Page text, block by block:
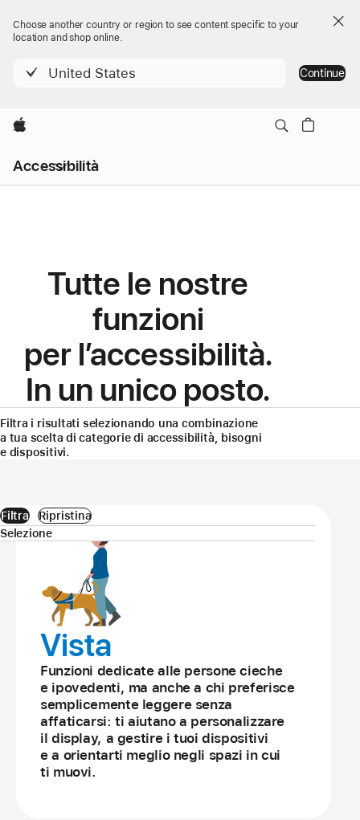
Choose another country or region to see content specific to your
location and shop online.
United States Continue
Apple
Accessibilità
navigazione
locale
Tutte le nostre
funzioni
per l’accessibilità.
In un unico posto.
Filtra i risultati selezionando una combinazione
a tua scelta di categorie di accessibilità, bisogni
e dispositivi.
Filtra
Ripristina
Selezione
Vista
Funzioni dedicate alle persone cieche
e ipovedenti, ma anche a chi preferisce
sempli­cemente leggere senza
affaticarsi: ti aiutano a persona­lizzare
il display, a gestire i tuoi dispositivi
e a orientarti meglio negli spazi in cui
ti muovi.